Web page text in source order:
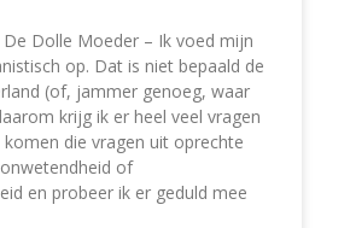
De Dolle Moeder – Ik voed mijn
op. Dat is niet bepaald de
(of, jammer genoeg, waar
krijg ik er heel veel vragen
die vragen uit oprechte
of
en probeer ik er geduld mee